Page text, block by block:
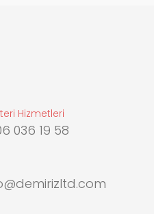
Hizmetleri
036 19 58